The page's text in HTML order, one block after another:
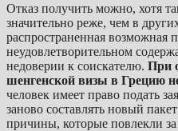
Отказ получить можно, хотя
значительно реже, чем в
распространенная возможная
неудовлетворительном
недоверии к соискателю. При
шенгенской визы в Грецию
человек имеет право подать
заново составлять новый
причины, которые повлекли